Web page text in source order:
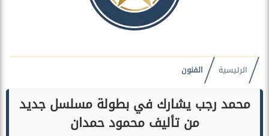
الرئيسية الفنون
محمد رجب يشارك في بطولة مسلسل جديد
من تأليف محمود حمدان